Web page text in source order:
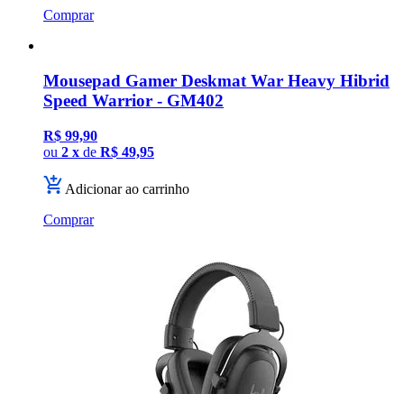
Comprar
Mousepad Gamer Deskmat War Heavy Hibrid
Speed Warrior - GM402
R$ 99,90
ou 2 x de R$ 49,95
Adicionar ao carrinho
Comprar